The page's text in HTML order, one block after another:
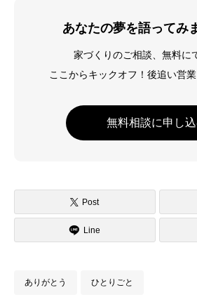
あなたの夢を語ってみ
家づくりのご相談、無料に
ここからキックオフ！後追い営業
無料相談に申し
Post
Line
ありがとう ひとりごと